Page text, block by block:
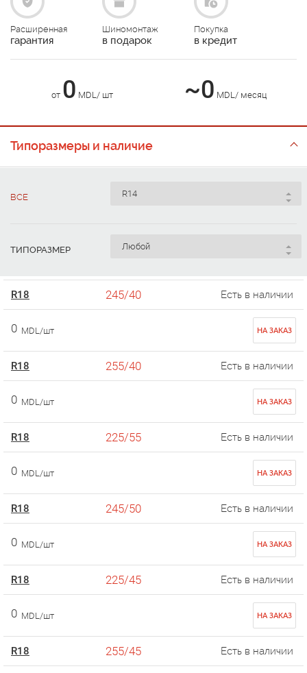
Расширенная
гарантия
Шиномонтаж
в подарок
Покупка
в кредит
от 0 MDL/ шт ~0 MDL/ месяц
Типоразмеры и наличие
ВСЕ
ТИПОРАЗМЕР
R18 245/40 Есть в наличии
0 MDL/шт НА ЗАКАЗ
R18 255/40 Есть в наличии
0 MDL/шт НА ЗАКАЗ
R18 225/55 Есть в наличии
0 MDL/шт НА ЗАКАЗ
R18 245/50 Есть в наличии
0 MDL/шт НА ЗАКАЗ
R18 225/45 Есть в наличии
0 MDL/шт НА ЗАКАЗ
R18 255/45 Есть в наличии